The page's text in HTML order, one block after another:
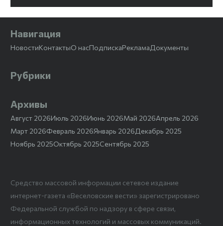
Навигация
НовостиКонтактыО насПодпискаРекламаДокументы
Рубрики
Архивы
Август 2026Июль 2026Июнь 2026Май 2026Апрель 2026
Март 2026Февраль 2026Январь 2026Декабрь 2025
Ноябрь 2025Октябрь 2025Сентябрь 2025
Средство массовой информации сетевое издание
интернет-газета «Веселовские вести» зарегистрировано
Федеральной службой по надзору в сфере связи,
информационных технологий и массовых коммуникаций.